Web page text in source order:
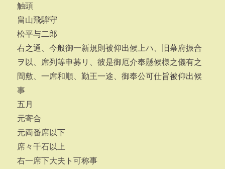
触頭
畠山飛騨守
松平与二郎
右之通、今般御一新規則被仰出候上ハ、旧幕府振合
ヲ以、席列等申募リ、彼是御厄介奉懸候様之儀有之
間敷、一席和順、勤王一途、御奉公可仕旨被仰出候
事
五月
元寄合
元両番席以下
席々千石以上
右一席下大夫ト可称事